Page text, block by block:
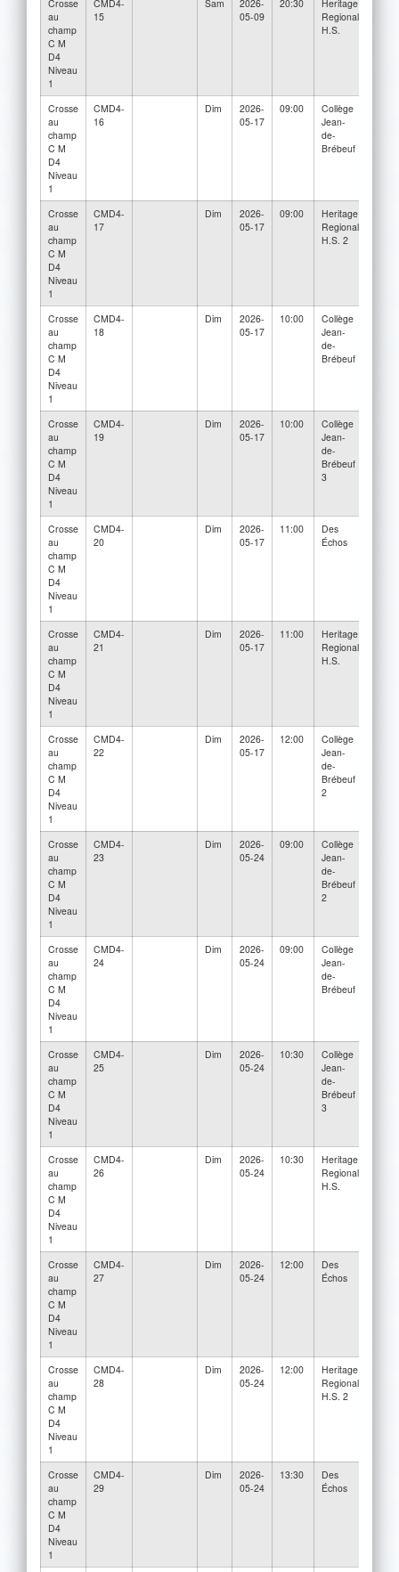
Crosse
au
champ
C M
D4
Niveau
1
CMD4-
15
Sam
2026-
05-09
20:30
Heritage
Regional
H.S.
Crosse
au
champ
C M
D4
Niveau
1
CMD4-
16
Dim
2026-
05-17
09:00
Collège
Jean-
de-
Brébeuf
Crosse
au
champ
C M
D4
Niveau
1
CMD4-
17
Dim
2026-
05-17
09:00
Heritage
Regional
H.S. 2
Crosse
au
champ
C M
D4
Niveau
1
CMD4-
18
Dim
2026-
05-17
10:00
Collège
Jean-
de-
Brébeuf
Crosse
au
champ
C M
D4
Niveau
1
CMD4-
19
Dim
2026-
05-17
10:00
Collège
Jean-
de-
Brébeuf
3
Crosse
au
champ
C M
D4
Niveau
1
CMD4-
20
Dim
2026-
05-17
11:00
Des
Échos
Crosse
au
champ
C M
D4
Niveau
1
CMD4-
21
Dim
2026-
05-17
11:00
Heritage
Regional
H.S.
Crosse
au
champ
C M
D4
Niveau
1
CMD4-
22
Dim
2026-
05-17
12:00
Collège
Jean-
de-
Brébeuf
2
Crosse
au
champ
C M
D4
Niveau
1
CMD4-
23
Dim
2026-
05-24
09:00
Collège
Jean-
de-
Brébeuf
2
Crosse
au
champ
C M
D4
Niveau
1
CMD4-
24
Dim
2026-
05-24
09:00
Collège
Jean-
de-
Brébeuf
Crosse
au
champ
C M
D4
Niveau
1
CMD4-
25
Dim
2026-
05-24
10:30
Collège
Jean-
de-
Brébeuf
3
Crosse
au
champ
C M
D4
Niveau
1
CMD4-
26
Dim
2026-
05-24
10:30
Heritage
Regional
H.S.
Crosse
au
champ
C M
D4
Niveau
1
CMD4-
27
Dim
2026-
05-24
12:00
Des
Échos
Crosse
au
champ
C M
D4
Niveau
1
CMD4-
28
Dim
2026-
05-24
12:00
Heritage
Regional
H.S. 2
Crosse
au
champ
C M
D4
Niveau
1
CMD4-
29
Dim
2026-
05-24
13:30
Des
Échos